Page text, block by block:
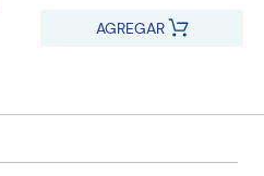
AGREGAR